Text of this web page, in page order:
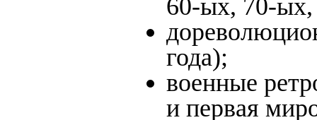
60-ых, 70-ых,
года);
военные
и первая